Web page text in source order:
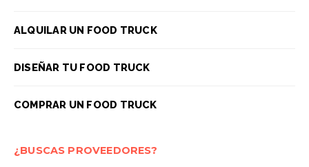
ALQUILAR UN FOOD TRUCK
DISEÑAR TU FOOD TRUCK
COMPRAR UN FOOD TRUCK
¿BUSCAS PROVEEDORES?